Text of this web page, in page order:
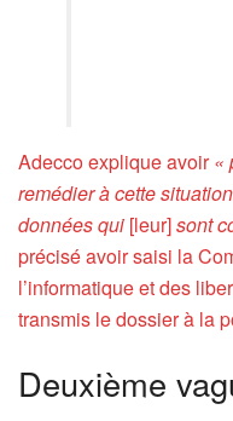
Adecco explique avoir«
remédier à cette
données qui [leur]sont
précisé avoir saisi la
l’informatique et des
transmis le dossier à la
Deuxième